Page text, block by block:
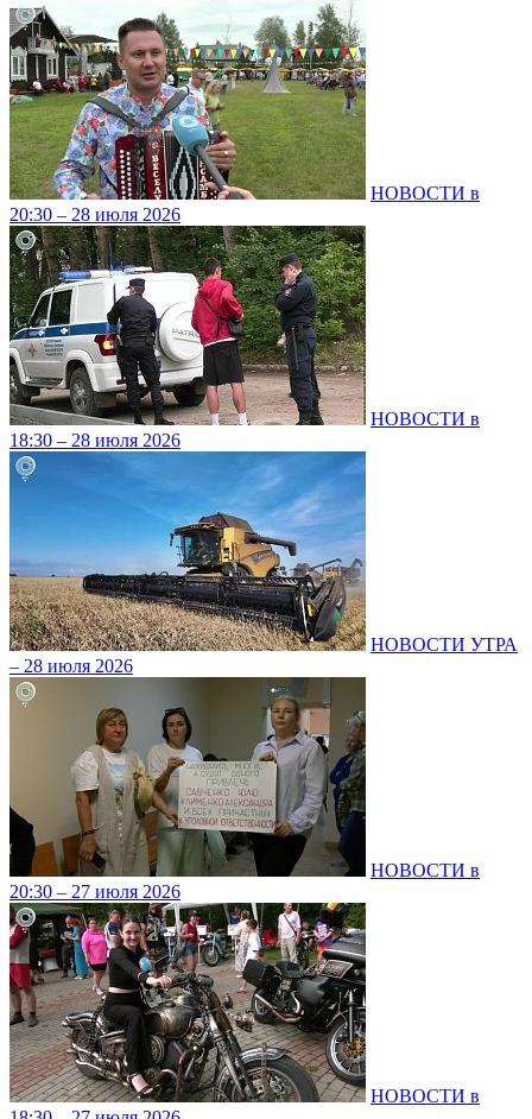
НОВОСТИ в
20:30 – 28 июля 2026
НОВОСТИ в
18:30 – 28 июля 2026
НОВОСТИ УТРА
– 28 июля 2026
НОВОСТИ в
20:30 – 27 июля 2026
НОВОСТИ в